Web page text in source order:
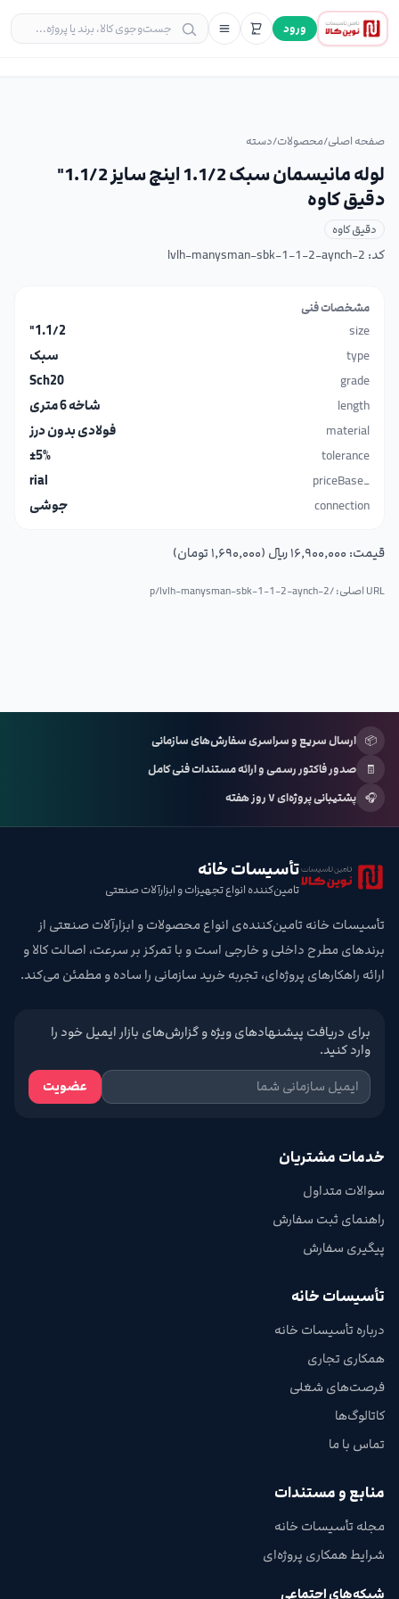
ورود
صفحه اصلی/محصولات/دسته
لوله مانیسمان سبک 1.1/2 اینچ سایز 1.1/2"
دقیق کاوه
دقیق کاوه
کد: lvlh-manysman-sbk-1-1-2-aynch-2
مشخصات فنی
size
1.1/2"
type
سبک
grade
Sch20
length
شاخه 6 متری
material
فولادی بدون درز
tolerance
±5%
_priceBase
rial
connection
جوشی
قیمت: ۱۶٬۹۰۰٬۰۰۰ ریال (۱٬۶۹۰٬۰۰۰ تومان)
URL اصلی: /p/ lvlh-manysman-sbk-1-1-2-aynch-2
📦 ارسال سریع و سراسری سفارش‌های سازمانی
🧾
صدور فاکتور رسمی و ارائه مستندات فنی کامل
🎧 پشتیبانی پروژه‌ای ۷ روز هفته
تأسیسات خانه
تامین‌کننده انواع تجهیزات و ابزارآلات صنعتی
تأسیسات خانه تامین‌کننده‌ی انواع محصولات و ابزارآلات صنعتی از
برندهای مطرح داخلی و خارجی است و با تمرکز بر سرعت، اصالت کالا و
ارائه راهکارهای پروژه‌ای، تجربه خرید سازمانی را ساده و مطمئن می‌کند.
برای دریافت پیشنهادهای ویژه و گزارش‌های بازار ایمیل خود را
وارد کنید.
عضویت
خدمات مشتریان
سوالات متداول
راهنمای ثبت سفارش
پیگیری سفارش
تأسیسات خانه
درباره تأسیسات خانه
همکاری تجاری
فرصت‌های شغلی
کاتالوگ‌ها
تماس با ما
منابع و مستندات
مجله تأسیسات خانه
شرایط همکاری پروژه‌ای
شبکه‌های اجتماعی